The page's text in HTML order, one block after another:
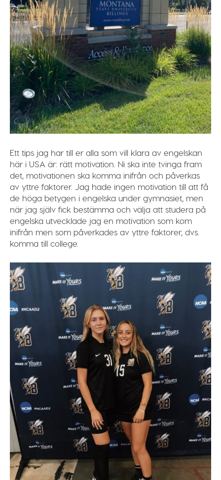
Ett tips jag har till er alla som vill klara av engelskan
här i USA är: rätt motivation . Ni ska inte tvinga fram
det, motivationen ska komma inifrån och påverkas
av yttre faktorer. Jag hade ingen motivation till att få
de höga betygen i engelska under gymnasiet, men
när jag själv fick bestämma och välja att studera på
engelska utvecklade jag en motivation som kom
inifrån men som påverkades av yttre faktorer, dvs.
komma till college.